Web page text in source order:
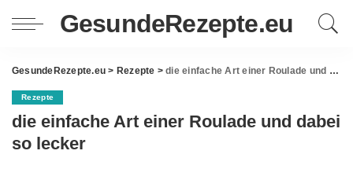
GesundeRezepte.eu
GesundeRezepte.eu > Rezepte >die einfache Art einer Roulade und dabei so lecker
Rezepte
die einfache Art einer Roulade und dabei
so lecker